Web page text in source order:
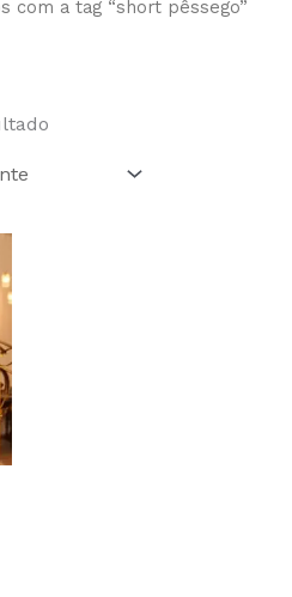
com a tag “short pêssego”